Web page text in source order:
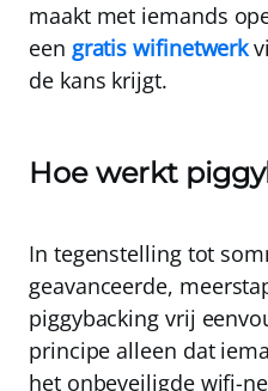
maakt met iemands
een gratis wifinetwerk
de kans krijgt.
Hoe werkt
In tegenstelling tot
geavanceerde,
piggybacking vrij
principe alleen dat
het onbeveiligde wifi-